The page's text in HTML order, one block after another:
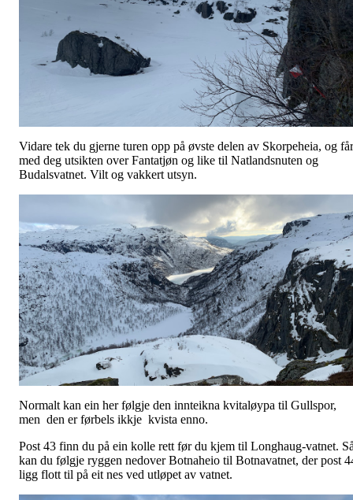
Vidare tek du gjerne turen opp på øvste delen av Skorpeheia, og får
med deg utsikten over Fantatjøn og like til Natlandsnuten og
Budalsvatnet. Vilt og vakkert utsyn.
Normalt kan ein her følgje den innteikna kvitaløypa til Gullspor,
men den er førbels ikkje kvista enno.
Post 43 finn du på ein kolle rett før du kjem til Longhaug-vatnet.
kan du følgje ryggen nedover Botnaheio til Botnavatnet, der post
ligg flott til på eit nes ved utløpet av vatnet.